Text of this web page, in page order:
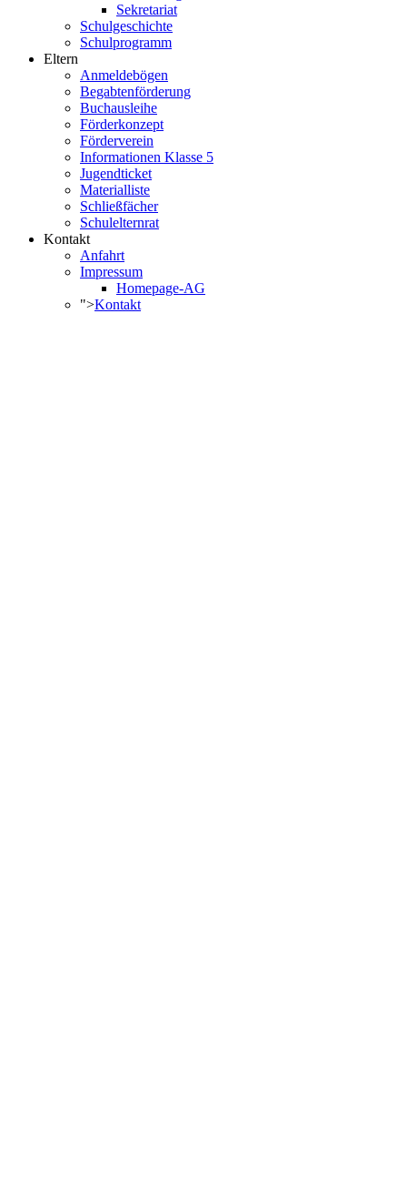
Sekretariat
Schulgeschichte
Schulprogramm
Eltern
Anmeldebögen
Begabtenförderung
Buchausleihe
Förderkonzept
Förderverein
Informationen Klasse 5
Jugendticket
Materialliste
Schließfächer
Schulelternrat
Kontakt
Anfahrt
Impressum
Homepage-AG
">Kontakt